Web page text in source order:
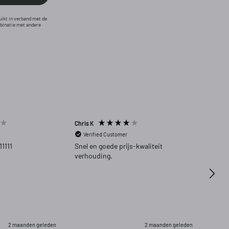
in verband met de
met andere
2 maanden geleden
Chris K
Verified Customer
Snel en goede prijs-kwaliteit
verhouding.
2 maanden geleden